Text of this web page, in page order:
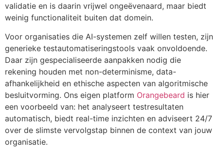
validatie en is daarin vrijwel ongeëvenaard, maar biedt
weinig functionaliteit buiten dat domein.
Voor organisaties die AI-systemen zelf willen testen, zijn
generieke testautomatiseringstools vaak onvoldoende.
Daar zijn gespecialiseerde aanpakken nodig die
rekening houden met non-determinisme, data-
afhankelijkheid en ethische aspecten van algoritmische
besluitvorming. Ons eigen platform Orangebeard is hier
een voorbeeld van: het analyseert testresultaten
automatisch, biedt real-time inzichten en adviseert 24/7
over de slimste vervolgstap binnen de context van jouw
organisatie.